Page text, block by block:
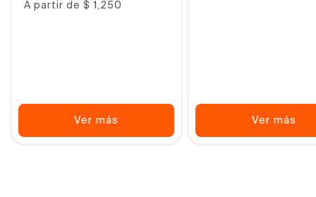
totales
Precio
A partir de $ 1,250
Ver más Ver más